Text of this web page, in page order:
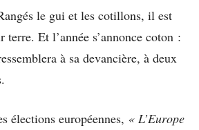
le gui et les cotillons, il est
terre. Et l’année s’annonce coton :
à sa devancière, à deux
élections européennes, « L’Europe